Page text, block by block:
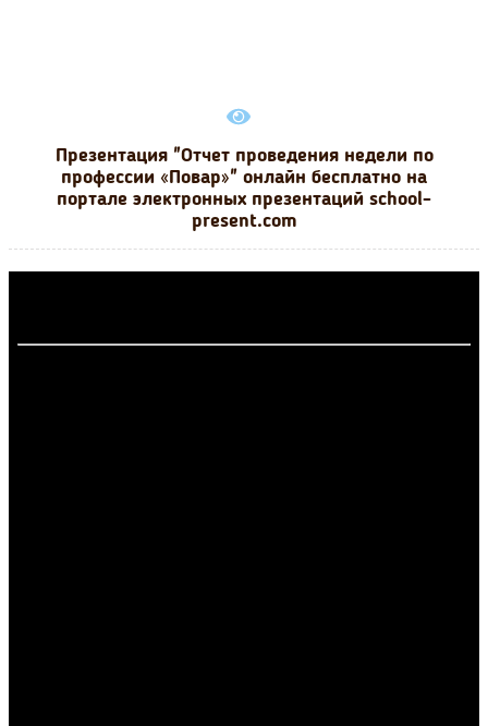
Презентация "Отчет проведения недели по
профессии «Повар»" онлайн бесплатно на
портале электронных презентаций school-
present.com